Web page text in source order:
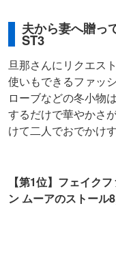
夫から妻へ贈っ
ST3
旦那さんにリクエス
使いもできるファッ
ローブなどの冬小物
するだけで華やかさ
けて二人でおでかけ
【第1位】フェイク
ン ムーアのストール